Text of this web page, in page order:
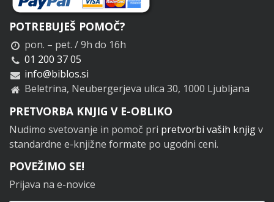
POTREBUJEŠ POMOČ?
pon. – pet. / 9h do 16h
01 200 37 05
info@biblos.si
Beletrina, Neubergerjeva ulica 30, 1000 Ljubljana
PRETVORBA KNJIG V E-OBLIKO
Nudimo svetovanje in pomoč pri pretvorbi vaših knjigv
standardne e-knjižne formate po ugodni ceni.
POVEŽIMO SE!
Prijava na e-novice